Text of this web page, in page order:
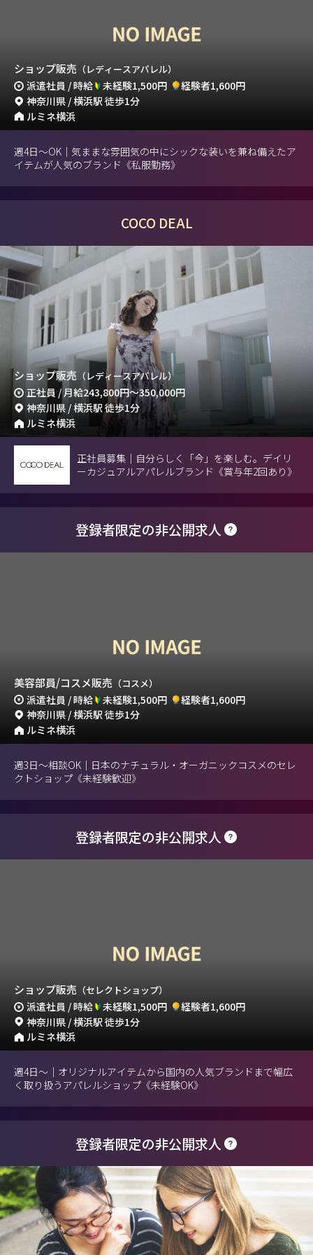
ショップ販売 （レディースアパレル）
派遣社員 / 時給 未経験1,500円
経験者1,600円
神奈川県 / 横浜駅 徒歩1分
ルミネ横浜
週4日～OK｜気ままな雰囲気の中にシックな装いを兼ね備えたア
イテムが人気のブランド《私服勤務》
COCO DEAL
ショップ販売 （レディースアパレル）
正社員 / 月給243,800円～350,000円
神奈川県 / 横浜駅 徒歩1分
ルミネ横浜
正社員募集｜自分らしく「今」を楽しむ。デイリ
ーカジュアルアパレルブランド《賞与年2回あり》
登録者限定の非公開求人
美容部員/コスメ販売 （コスメ）
派遣社員 / 時給 未経験1,500円
経験者1,600円
神奈川県 / 横浜駅 徒歩1分
ルミネ横浜
週3日～相談OK｜日本のナチュラル・オーガニックコスメのセレ
クトショップ《未経験歓迎》
登録者限定の非公開求人
ショップ販売 （セレクトショップ）
派遣社員 / 時給 未経験1,500円
経験者1,600円
神奈川県 / 横浜駅 徒歩1分
ルミネ横浜
週4日～｜オリジナルアイテムから国内の人気ブランドまで幅広
く取り扱うアパレルショップ《未経験OK》
登録者限定の非公開求人